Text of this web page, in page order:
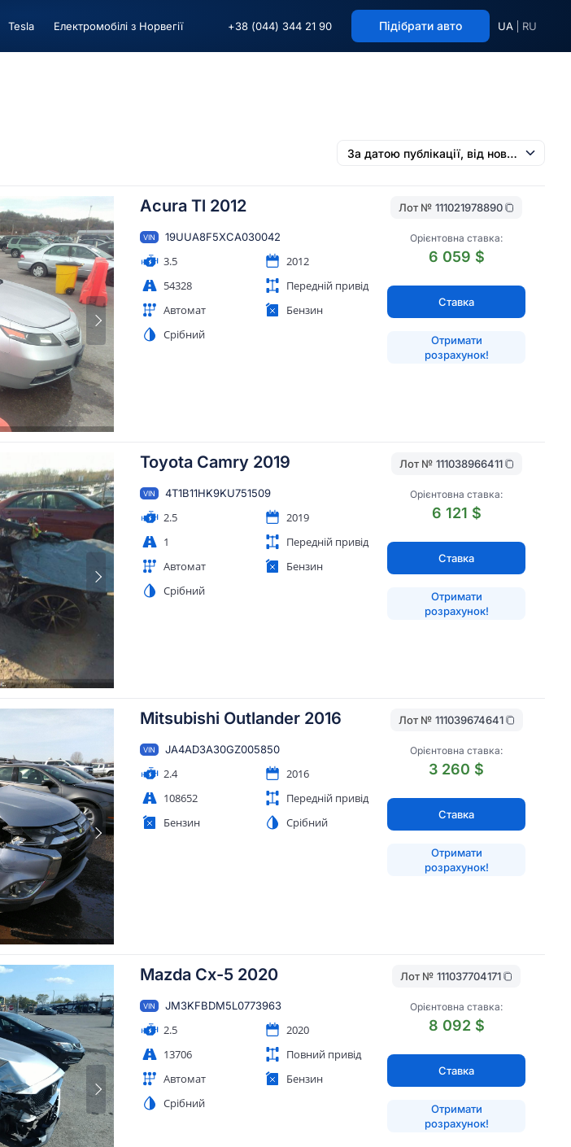
Tesla Електромобілі з Норвегії +38 (044) 344 21 90 Підібрати авто UA RU
Acura Tl 2012
VIN 19UUA8F5XCA030042
3.5
2012
54328
Передній привід
Автомат
Бензин
Срібний
Лот № 111021978890
Орієнтовна ставка:
6 059 $
Ставка
Отримати
розрахунок!
Toyota Camry 2019
VIN 4T1B11HK9KU751509
2.5
2019
1
Передній привід
Автомат
Бензин
Срібний
Лот № 111038966411
Орієнтовна ставка:
6 121 $
Ставка
Отримати
розрахунок!
Mitsubishi Outlander 2016
VIN JA4AD3A30GZ005850
2.4
2016
108652
Передній привід
Бензин
Срібний
Лот № 111039674641
Орієнтовна ставка:
3 260 $
Ставка
Отримати
розрахунок!
Mazda Cx-5 2020
VIN JM3KFBDM5L0773963
2.5
2020
13706
Повний привід
Автомат
Бензин
Срібний
Лот № 111037704171
Орієнтовна ставка:
8 092 $
Ставка
Отримати
розрахунок!